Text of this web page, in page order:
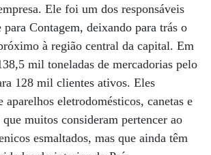
Ele foi um dos res­pon­sáveis
para Contagem, deixando para trás o
à região central da capital. Em
mil toneladas de mercadorias pelo
128 mil clientes ativos. Eles
aparelhos eletrodomésticos, canetas e
que muitos consideram pertencer ao
esmaltados, mas que ainda têm